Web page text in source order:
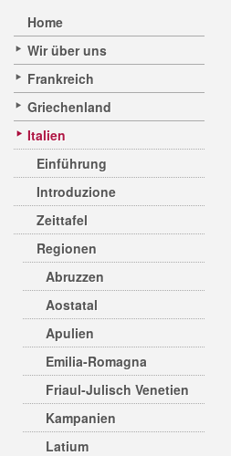
Home
Wir über uns
Frankreich
Griechenland
Italien
Einführung
Introduzione
Zeittafel
Regionen
Abruzzen
Aostatal
Apulien
Emilia-Romagna
Friaul-Julisch Venetien
Kampanien
Latium